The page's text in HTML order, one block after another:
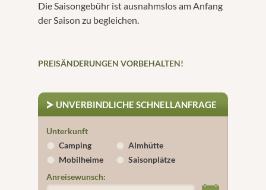
Die Saisongebühr ist ausnahmslos am Anfang
der Saison zu begleichen.
PREISÄNDERUNGEN VORBEHALTEN!
UNVERBINDLICHE SCHNELLANFRAGE
Unterkunft
Camping
Almhütte
Mobilheime
Saisonplätze
Anreisewunsch: